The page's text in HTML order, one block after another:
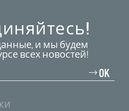
и мы будем
всех новостей!
OK